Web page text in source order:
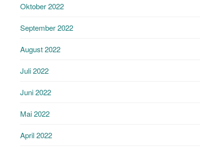
Oktober 2022
September 2022
August 2022
Juli 2022
Juni 2022
Mai 2022
April 2022